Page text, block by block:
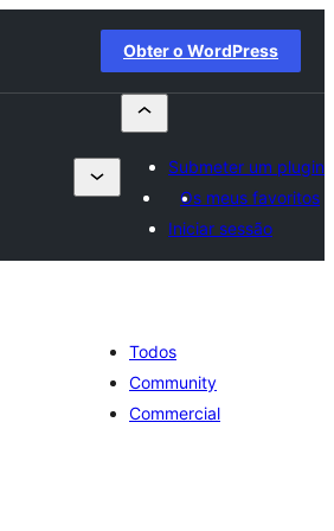
Obter o WordPress
Submeter um plugin
Os meus favoritos
Iniciar sessão
Todos
Community
Commercial